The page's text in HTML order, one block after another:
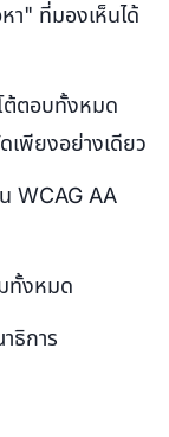
า" ที่มองเห็นได้
ต้ตอบทั้งหมด
เพียงอย่างเดียว
WCAG AA
ทั้งหมด
ธิการ